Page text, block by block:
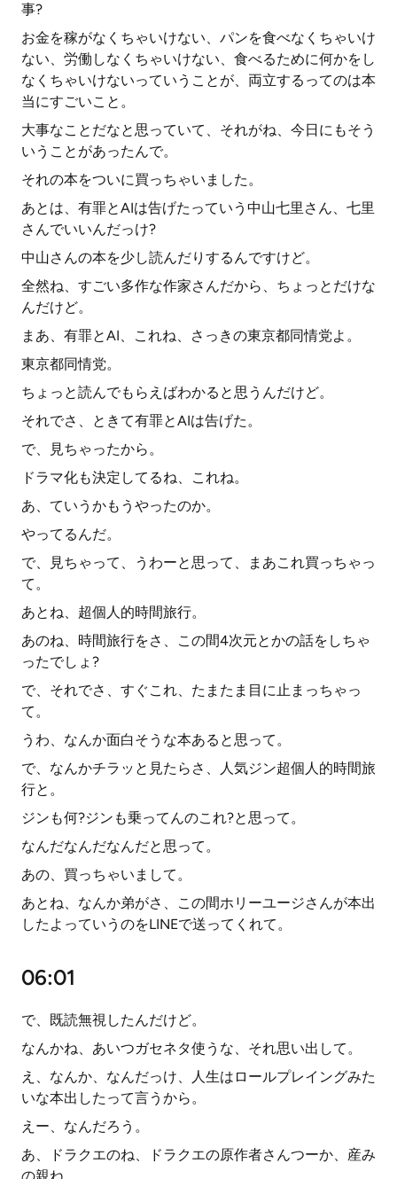
事?
お金を稼がなくちゃいけない、パンを食べなくちゃいけ
ない、労働しなくちゃいけない、食べるために何かをし
なくちゃいけないっていうことが、両立するってのは本
当にすごいこと。
大事なことだなと思っていて、それがね、今日にもそう
いうことがあったんで。
それの本をついに買っちゃいました。
あとは、有罪とAIは告げたっていう中山七里さん、七里
さんでいいんだっけ?
中山さんの本を少し読んだりするんですけど。
全然ね、すごい多作な作家さんだから、ちょっとだけな
んだけど。
まあ、有罪とAI、これね、さっきの東京都同情党よ。
東京都同情党。
ちょっと読んでもらえばわかると思うんだけど。
それでさ、ときて有罪とAIは告げた。
で、見ちゃったから。
ドラマ化も決定してるね、これね。
あ、ていうかもうやったのか。
やってるんだ。
で、見ちゃって、うわーと思って、まあこれ買っちゃっ
て。
あとね、超個人的時間旅行。
あのね、時間旅行をさ、この間4次元とかの話をしちゃ
ったでしょ?
で、それでさ、すぐこれ、たまたま目に止まっちゃっ
て。
うわ、なんか面白そうな本あると思って。
で、なんかチラッと見たらさ、人気ジン超個人的時間旅
行と。
ジンも何?ジンも乗ってんのこれ?と思って。
なんだなんだなんだと思って。
あの、買っちゃいまして。
あとね、なんか弟がさ、この間ホリーユージさんが本出
したよっていうのをLINEで送ってくれて。
06:01
で、既読無視したんだけど。
なんかね、あいつガセネタ使うな、それ思い出して。
え、なんか、なんだっけ、人生はロールプレイングみた
いな本出したって言うから。
えー、なんだろう。
あ、ドラクエのね、ドラクエの原作者さんつーか、産み